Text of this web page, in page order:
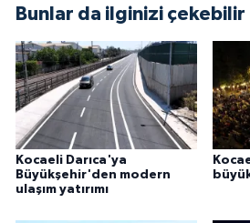
Bunlar da ilginizi çekebilir
Kocaeli Darıca'ya
Büyükşehir'den modern
ulaşım yatırımı